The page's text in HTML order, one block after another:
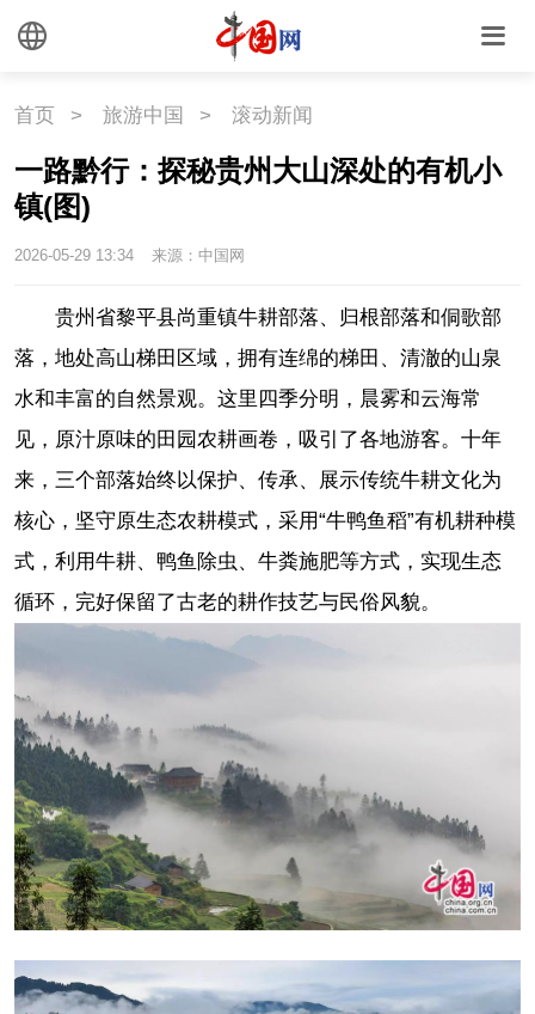
首页 > 旅游中国 > 滚动新闻
一路黔行：探秘贵州大山深处的有机小
镇(图)
2026-05-29 13:34 来源：中国网
贵州省黎平县尚重镇牛耕部落、归根部落和侗歌部
落，地处高山梯田区域，拥有连绵的梯田、清澈的山泉
水和丰富的自然景观。这里四季分明，晨雾和云海常
见，原汁原味的田园农耕画卷，吸引了各地游客。十年
来，三个部落始终以保护、传承、展示传统牛耕文化为
核心，坚守原生态农耕模式，采用“牛鸭鱼稻”有机耕种模
式，利用牛耕、鸭鱼除虫、牛粪施肥等方式，实现生态
循环，完好保留了古老的耕作技艺与民俗风貌。